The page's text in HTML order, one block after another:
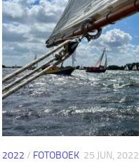
2022 / FOTOBOEK 25 JUN, 2022